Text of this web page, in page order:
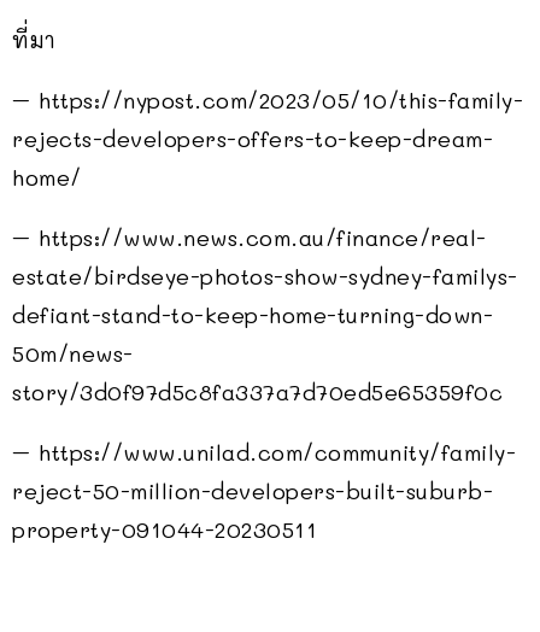
ที่มา
– https://nypost.com/2023/05/10/this-family-
rejects-developers-offers-to-keep-dream-
home/
– https://www.news.com.au/finance/real-
estate/birdseye-photos-show-sydney-familys-
defiant-stand-to-keep-home-turning-down-
50m/news-
story/3d0f97d5c8fa337a7d70ed5e65359f0c
– https://www.unilad.com/community/family-
reject-50-million-developers-built-suburb-
property-091044-20230511